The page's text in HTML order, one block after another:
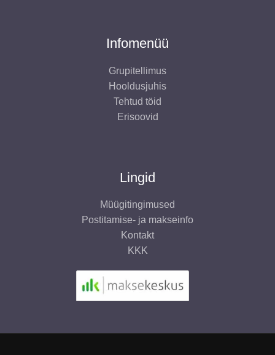
Infomenüü
Grupitellimus
Hooldusjuhis
Tehtud töid
Erisoovid
Lingid
Müügitingimused
Postitamise- ja makseinfo
Kontakt
KKK